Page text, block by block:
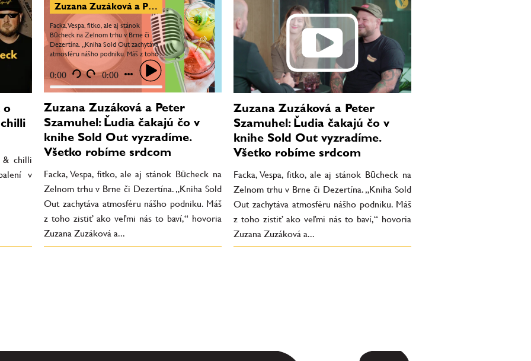
o
& chilli
v
Zuzana Zuzáková a Peter Szamuhel: Ľudia čakajú čo v knihe Sold Out vyzradíme. Všetko robíme srdcom
Facka, Vespa, fitko, ale aj stánok
Būcheck na Zelnom trhu v Brne či
Dezertína. „Kniha Sold Out zachytáva
atmosféru nášho podniku. Máš z toho
zistiť ako veľmi nás to baví,“ hovoria
Zuzana Zuzáková a...
0:00 0:00
Zuzana Zuzáková a Peter
Szamuhel: Ľudia čakajú čo v
knihe Sold Out vyzradíme.
Všetko robíme srdcom
Facka, Vespa, fitko, ale aj stánok Būcheck na
Zelnom trhu v Brne či Dezertína. „Kniha Sold
Out zachytáva atmosféru nášho podniku. Máš
z toho zistiť ako veľmi nás to baví,“ hovoria
Zuzana Zuzáková a...
Zuzana Zuzáková a Peter
Szamuhel: Ľudia čakajú čo v
knihe Sold Out vyzradíme.
Všetko robíme srdcom
Facka, Vespa, fitko, ale aj stánok Būcheck na
Zelnom trhu v Brne či Dezertína. „Kniha Sold
Out zachytáva atmosféru nášho podniku. Máš
z toho zistiť ako veľmi nás to baví,“ hovoria
Zuzana Zuzáková a...